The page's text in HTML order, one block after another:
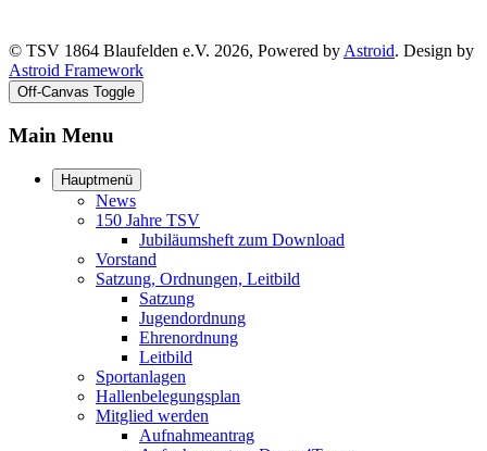
© TSV 1864 Blaufelden e.V. 2026, Powered by Astroid. Design by
Astroid Framework
Off-Canvas Toggle
Main Menu
Hauptmenü
News
150 Jahre TSV
Jubiläumsheft zum Download
Vorstand
Satzung, Ordnungen, Leitbild
Satzung
Jugendordnung
Ehrenordnung
Leitbild
Sportanlagen
Hallenbelegungsplan
Mitglied werden
Aufnahmeantrag